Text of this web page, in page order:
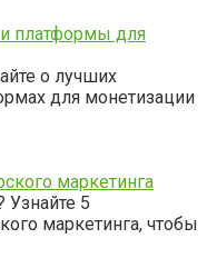
платформы для
о лучших
для монетизации
маркетинга
Узнайте 5
маркетинга, чтобы